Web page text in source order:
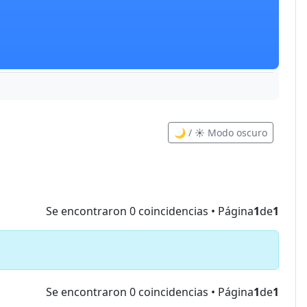
🌙 / ☀️ Modo oscuro
Se encontraron 0 coincidencias • Página1de1
Se encontraron 0 coincidencias • Página1de1